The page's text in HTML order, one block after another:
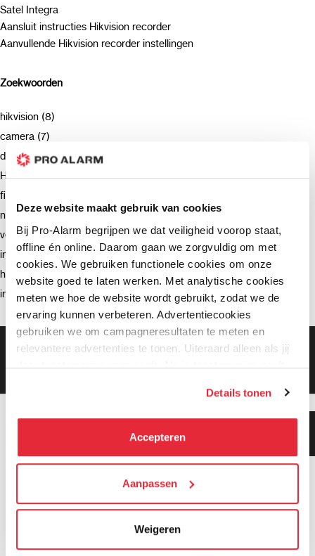
Deze website maakt gebruik van cookies
Bij Pro-Alarm begrijpen we dat veiligheid voorop staat,
offline én online. Daarom gaan we zorgvuldig om met
cookies. We gebruiken functionele cookies om onze
website goed te laten werken. Met analytische cookies
meten we hoe de website wordt gebruikt, zodat we de
ervaring kunnen verbeteren. Advertentiecookies
gebruiken we om campagneresultaten te meten en
relevantere advertenties te tonen. Uiteraard alleen als jij
daar toestemming voor geeft. Als je toestemming geeft,
kunnen deze gegevens combineren met informatie die zij
hebben verzameld via het gebruik van hun diensten. Je
kunt alle cookies accepteren, alleen noodzakelijke
We werken samen met21 derden
die uw gegevens
kunnen ontvangen en verwerken.
Details tonen
Accepteren
Aanpassen
Weigeren
Satel Integra
Aansluit instructies Hikvision recorder
Aanvullende Hikvision recorder instellingen
Zoekwoorden
hikvision (8)
camera (7)
deurbel (4)
Hikvision (3)
firmware (3)
netwerkrecorder (2)
verzending (2)
intercom (2)
hik-connect (2)
installatie (2)
Gratis bezorging vanaf €99,-
gemiddeld!